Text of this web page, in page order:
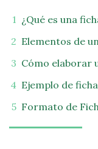
¿Qué es una
Elementos de
Cómo elaborar
Ejemplo de
Formato de